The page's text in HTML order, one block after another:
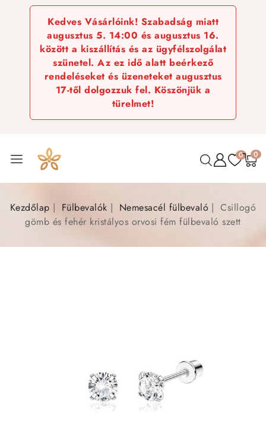
Kedves Vásárlóink! Szabadság miatt
augusztus 5. 14:00 és augusztus 16.
között a kiszállítás és az ügyfélszolgálat
szünetel. Az ez idő alatt beérkező
rendeléseket és üzeneteket augusztus
17-től dolgozzuk fel. Köszönjük a
türelmet!
0 0
Kezdőlap Fülbevalók Nemesacél fülbevaló
Csillogó
gömb és fehér kristályos orvosi fém fülbevaló szett